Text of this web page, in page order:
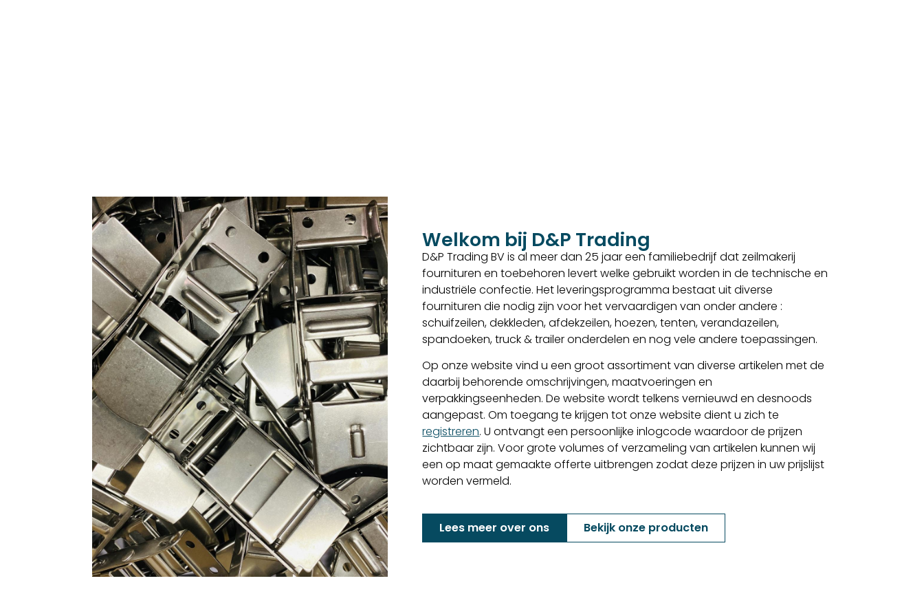
Welkom bij D&P Trading
D&P Trading BV is al meer dan 25 jaar een familiebedrijf dat zeilmakerij
fournituren en toebehoren levert welke gebruikt worden in de technische en
industriële confectie. Het leveringsprogramma bestaat uit diverse
fournituren die nodig zijn voor het vervaardigen van onder andere :
schuifzeilen, dekkleden, afdekzeilen, hoezen, tenten, verandazeilen,
spandoeken, truck & trailer onderdelen en nog vele andere toepassingen.
Op onze website vind u een groot assortiment van diverse artikelen met de
daarbij behorende omschrijvingen, maatvoeringen en
verpakkingseenheden. De website wordt telkens vernieuwd en desnoods
aangepast. Om toegang te krijgen tot onze website dient u zich te
registreren. U ontvangt een persoonlijke inlogcode waardoor de prijzen
zichtbaar zijn. Voor grote volumes of verzameling van artikelen kunnen wij
een op maat gemaakte offerte uitbrengen zodat deze prijzen in uw prijslijst
worden vermeld.
Lees meer over ons Bekijk onze producten